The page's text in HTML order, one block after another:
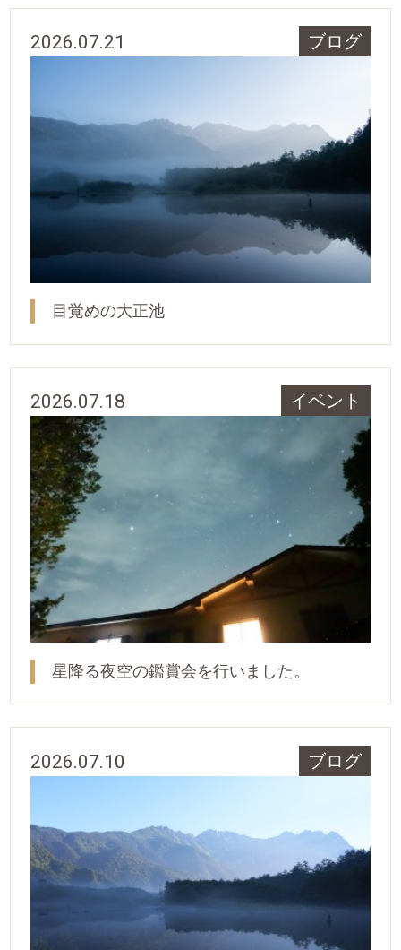
2026.07.21 ブログ
目覚めの大正池
2026.07.18 イベント
星降る夜空の鑑賞会を行いました。
2026.07.10 ブログ